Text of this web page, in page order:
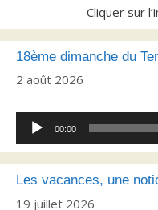
Cliquer sur
18ème dimanche du
2 août 2026
Lecteur
audio
00:00
Les vacances, une
19 juillet 2026